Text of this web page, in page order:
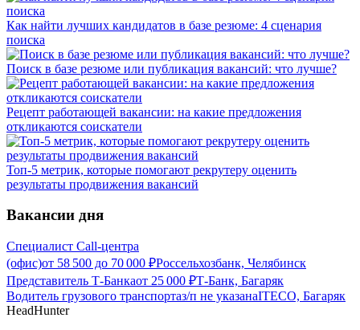
Как найти лучших кандидатов в базе резюме: 4 сценария
поиска
Поиск в базе резюме или публикация вакансий: что лучше?
Рецепт работающей вакансии: на какие предложения
откликаются соискатели
Топ-5 метрик, которые помогают рекрутеру оценить
результаты продвижения вакансий
Вакансии дня
Специалист Call-центра
(офис)от 58 500 до 70 000 ₽Россельхозбанк, Челябинск
Представитель Т-Банкаот 25 000 ₽Т-Банк, Багаряк
Водитель грузового транспортаз/п не указанаITECO, Багаряк
HeadHunter